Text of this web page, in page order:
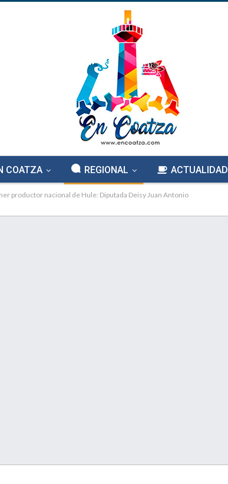
COATZA REGIONAL ACTUALIDAD
productor nacional de Hule: Diputada Deisy Juan Antonio